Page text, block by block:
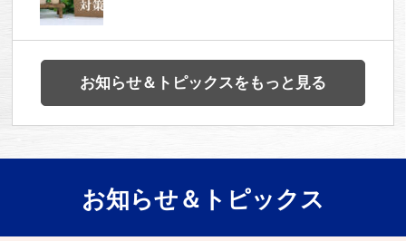
お知らせ＆トピックスをもっと見る
お知らせ＆トピックス